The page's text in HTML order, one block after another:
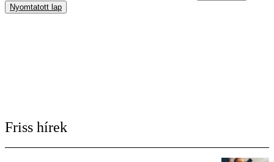
Nyomtatott lap
Friss hírek